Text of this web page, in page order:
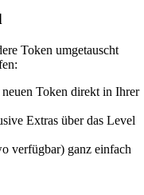
Token umgetauscht
Token direkt in Ihrer
Extras über das Level
verfügbar) ganz einfach